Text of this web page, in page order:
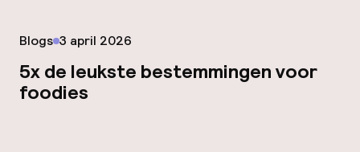
Blogs Gepubliceerd op
3 april 2026
5x de leukste bestemmingen voor
foodies